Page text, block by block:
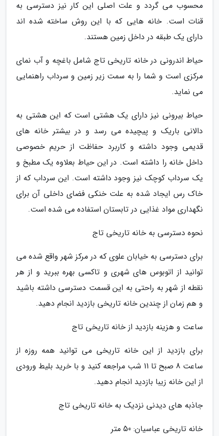
محسوب می گردد و علت اصلی این کار نیز دسترسی به
قنات است. خانه هایی که با این روش ساخته شده اند
دارای یک طبقه در داخل زمین هستند.
حیاط اندرونی در خانه تاریخی تاج شامل باغچه و آب نمای
مرکزی است و شما را به سمت زیر زمین و سرداب راهنمایی
می نماید.
حیاط بیرونی نیز دارای یک هشتی است که این هشتی به
دالانی باریک و پیچیده می رسد و در بیشتر خانه های
قدیمی وجود داشته و کاربرد حفاظت از حریم خصوصی
داخل خانه را داشته است. در این حیاط بعلاوه یک مطبخ و
یک سرداب کوچک نیز وجود داشته است. این سرداب که از
خاک رس ایجاد شده به علت خنکی فضای داخلی آن برای
نگهداری مواد غذایی در تابستان استفاده می شده است.
نحوه دسترسی به خانه تاریخی تاج
برای دسترسی به خیابان علوی که در مرکز شهر واقع شده می
توانید از اتوبوس های شهری و تاکسی بهره ببرید و از هر
نقطه از شهر به راحتی به این قسمت دسترسی داشته باشید
و هم زمان از چندین خانه تاریخی بازدید انجام دهید.
ساعت و هزینه بازدید از خانه تاریخی تاج
برای بازدید از این خانه تاریخی می توانید همه روزه از
ساعت 8 صبح تا 11 شب مراجعه کنید و با خرید بلیط ورودی
از این خانه زیبا بازدید انجام دهید.
جاذبه های دیدنی نزدیک به خانه تاریخی تاج
خانه تاریخی عباسیان: 50 متر